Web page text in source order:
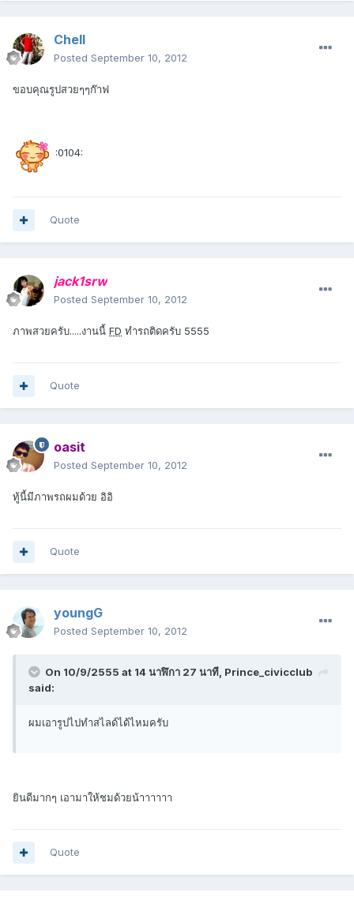
Chell
Posted September 10, 2012
ขอบคุณรูปสวยๆๆก๊าฟ
:0104:
Quote
jack1srw
Posted September 10, 2012
ภาพสวยครับ.....งานนี้ FD ทำรถติดครับ 5555
Quote
oasit
Posted September 10, 2012
ทู้นี้มีภาพรถผมด้วย อิอิ
Quote
youngG
Posted September 10, 2012
On 10/9/2555 at 14 นาฬิกา 27 นาที, Prince_civicclub
said:
ผมเอารูปไปทำสไลด์ได้ไหมครับ
ยินดีมากๆ เอามาให้ชมด้วยน้าาาาาา
Quote